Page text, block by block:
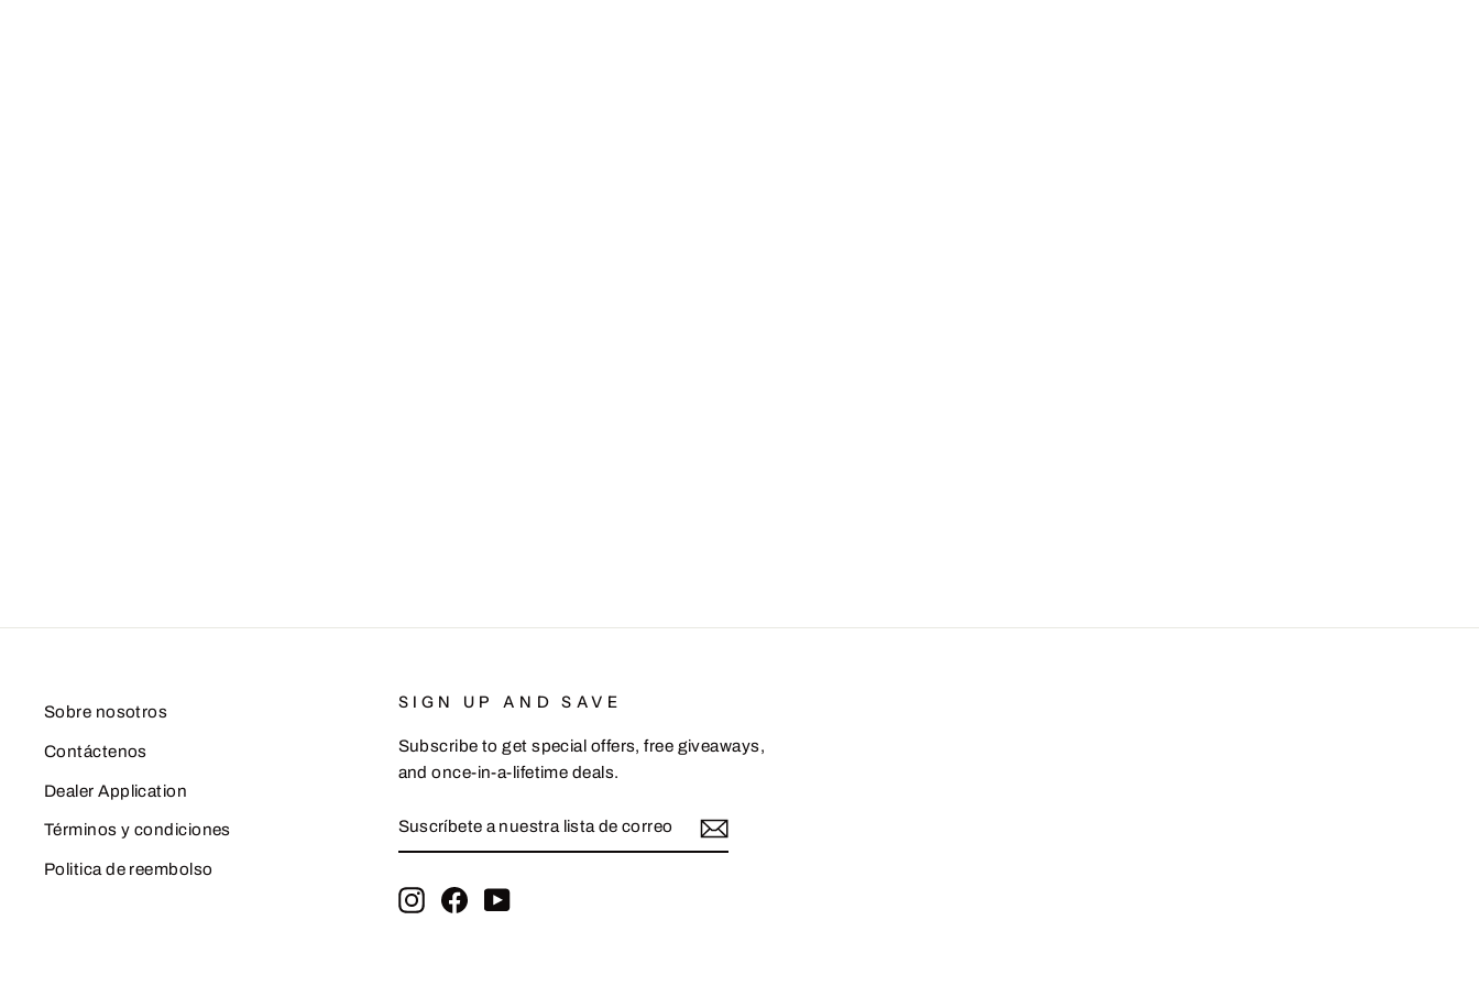
Sobre nosotros
Contáctenos
Dealer Application
Términos y condiciones
Politica de reembolso
SIGN UP AND SAVE
Subscribe to get special offers, free giveaways,
and once-in-a-lifetime deals.
A
NUESTRA
DE
CORREO
InstagramFacebookYouTube